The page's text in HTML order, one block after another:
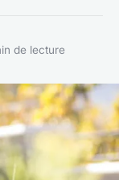
de lecture